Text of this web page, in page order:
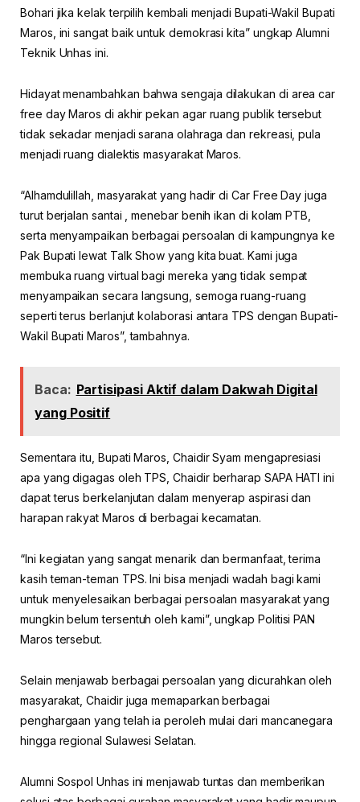
Bohari jika kelak terpilih kembali menjadi Bupati-Wakil Bupati
Maros, ini sangat baik untuk demokrasi kita” ungkap Alumni
Teknik Unhas ini.
Hidayat menambahkan bahwa sengaja dilakukan di area car
free day Maros di akhir pekan agar ruang publik tersebut
tidak sekadar menjadi sarana olahraga dan rekreasi, pula
menjadi ruang dialektis masyarakat Maros.
“Alhamdulillah, masyarakat yang hadir di Car Free Day juga
turut berjalan santai , menebar benih ikan di kolam PTB,
serta menyampaikan berbagai persoalan di kampungnya ke
Pak Bupati lewat Talk Show yang kita buat. Kami juga
membuka ruang virtual bagi mereka yang tidak sempat
menyampaikan secara langsung, semoga ruang-ruang
seperti terus berlanjut kolaborasi antara TPS dengan Bupati-
Wakil Bupati Maros”, tambahnya.
Baca: Partisipasi Aktif dalam Dakwah Digital
yang Positif
Sementara itu, Bupati Maros, Chaidir Syam mengapresiasi
apa yang digagas oleh TPS, Chaidir berharap SAPA HATI ini
dapat terus berkelanjutan dalam menyerap aspirasi dan
harapan rakyat Maros di berbagai kecamatan.
“Ini kegiatan yang sangat menarik dan bermanfaat, terima
kasih teman-teman TPS. Ini bisa menjadi wadah bagi kami
untuk menyelesaikan berbagai persoalan masyarakat yang
mungkin belum tersentuh oleh kami”, ungkap Politisi PAN
Maros tersebut.
Selain menjawab berbagai persoalan yang dicurahkan oleh
masyarakat, Chaidir juga memaparkan berbagai
penghargaan yang telah ia peroleh mulai dari mancanegara
hingga regional Sulawesi Selatan.
Alumni Sospol Unhas ini menjawab tuntas dan memberikan